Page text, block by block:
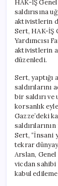
HAK-İŞ
saldırısına
aktivistlerin
Sert, HAK-İŞ
Yardımcısı
aktivistlerin
düzenledi.
Sert, yaptığı
saldırılarını
bir saldırı
korsanlık
Gazze’deki
Sert, “İnsani
tekrar
Arslan,
vicdan sahibi
kabul